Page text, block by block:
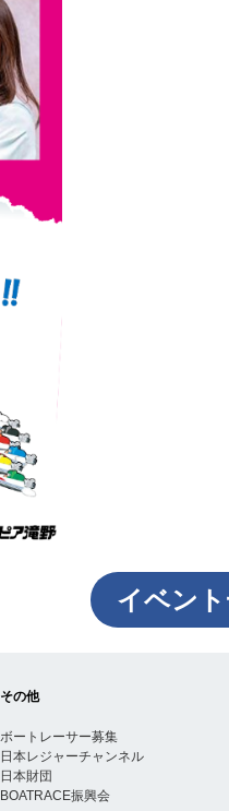
イベン
その他
ボートレーサー募集
日本レジャーチャンネル
日本財団
BOATRACE振興会